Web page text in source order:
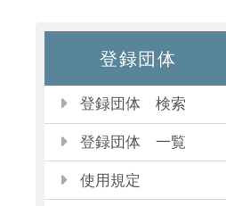
登録団体
登録団体 検索
登録団体 一覧
使用規定